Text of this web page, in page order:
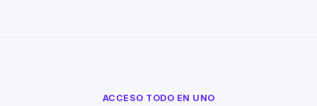
ACCESO TODO EN UNO